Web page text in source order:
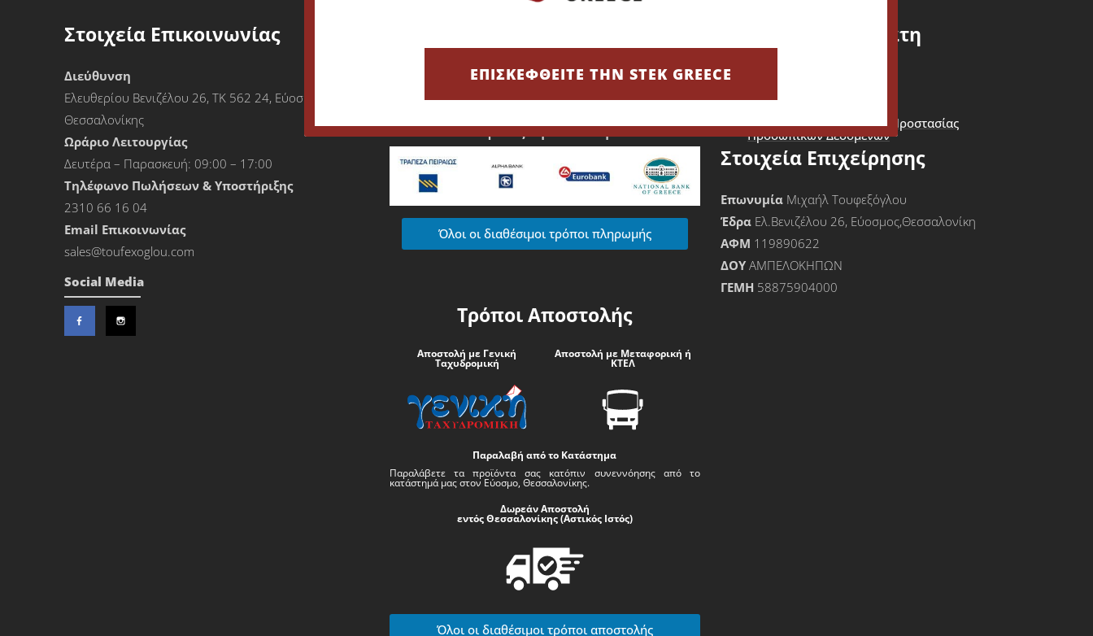
Στοιχεία Επικοινωνίας
Διεύθυνση
Ελευθερίου Βενιζέλου 26, ΤΚ 562 24, Εύοσμος
Θεσσαλονίκης
Ωράριο Λειτουργίας
Δευτέρα – Παρασκευή: 09:00 – 17:00
Τηλέφωνο Πωλήσεων & Υποστήριξης
2310 66 16 04
Εmail Επικοινωνίας
sales@toufexoglou.com
Social Media
Όλοι οι διαθέσιμοι τρόποι πληρωμής
Τρόποι Αποστολής
Αποστολή με Γενική
Ταχυδρομική
Αποστολή με Μεταφορική ή
ΚΤΕΛ
Παραλαβή από το Κατάστημα
Παραλάβετε τα προϊόντα σας κατόπιν συνεννόησης από το
κατάστημά μας στον Εύοσμο, Θεσσαλονίκης.
Δωρεάν Αποστολή
εντός Θεσσαλονίκης (Αστικός Ιστός)
Όλοι οι διαθέσιμοι τρόποι αποστολής
Εξυπηρέτηση Πελάτη
Είσοδος - Εγγραφή Πελάτη
Καλάθι Αγορών
Όροι Χρήσης & Πολιτική Προστασίας
Προσωπικών Δεδομένων
Στοιχεία Επιχείρησης
Επωνυμία Μιχαήλ Τουφεξόγλου
Έδρα Ελ.Βενιζέλου 26, Εύοσμος,Θεσσαλονίκη
ΑΦΜ 119890622
ΔΟΥΑΜΠΕΛΟΚΗΠΩΝ
ΓΕΜΗ 58875904000
ΕΠΙΣΚΕΦΘΕΙΤΕ ΤΗΝ STEK GREECE